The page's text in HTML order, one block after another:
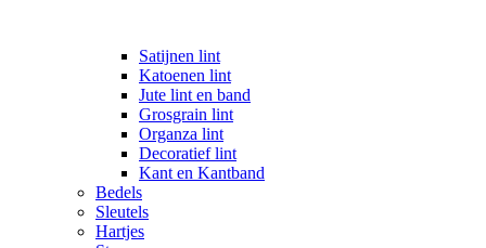
Satijnen lint
Katoenen lint
Jute lint en band
Grosgrain lint
Organza lint
Decoratief lint
Kant en Kantband
Bedels
Sleutels
Hartjes